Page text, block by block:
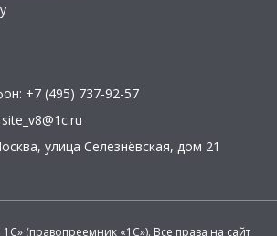
+7 (495) 737-92-57
site_v8@1c.ru
, улица Селезнёвская, дом 21
(правопреемник «1С»). Все права на сайт